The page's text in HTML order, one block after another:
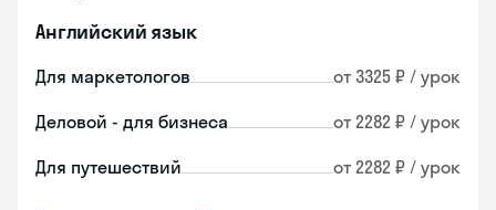
Английский язык
Для маркетологов от 3325 ₽ / урок
Деловой - для бизнеса от 2282 ₽ / урок
Для путешествий от 2282 ₽ / урок